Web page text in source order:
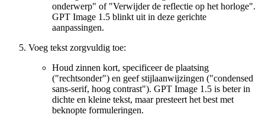
onderwerp" of "Verwijder de reflectie op het horloge".
GPT Image 1.5 blinkt uit in deze gerichte
aanpassingen.
Voeg tekst zorgvuldig toe:
Houd zinnen kort, specificeer de plaatsing
("rechtsonder") en geef stijlaanwijzingen ("condensed
sans-serif, hoog contrast"). GPT Image 1.5 is beter in
dichte en kleine tekst, maar presteert het best met
beknopte formuleringen.